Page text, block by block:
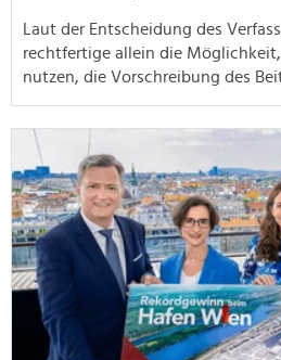
Laut der Entscheidung des
rechtfertige allein die
nutzen, die Vorschreibung des